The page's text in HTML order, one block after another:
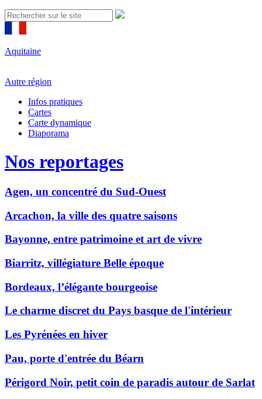
Aquitaine
Autre région
Infos pratiques
Cartes
Carte dynamique
Diaporama
Nos reportages
Agen, un concentré du Sud-Ouest
Arcachon, la ville des quatre saisons
Bayonne, entre patrimoine et art de vivre
Biarritz, villégiature Belle époque
Bordeaux, l’élégante bourgeoise
Le charme discret du Pays basque de l'intérieur
Les Pyrénées en hiver
Pau, porte d'entrée du Béarn
Périgord Noir, petit coin de paradis autour de Sarlat